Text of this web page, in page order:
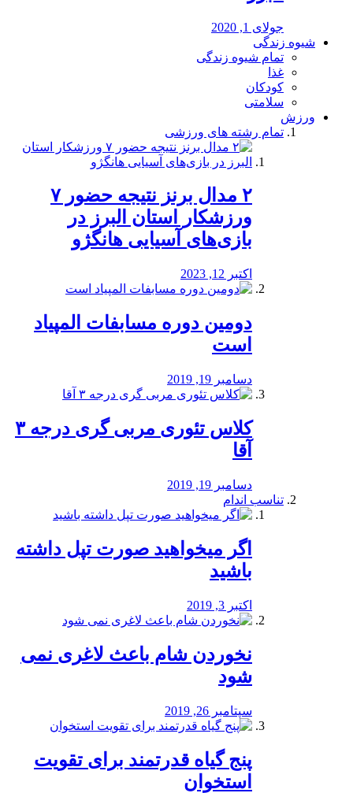
جولای 1, 2020
شیوه زندگی
تمام شیوه زندگی
غذا
کودکان
سلامتی
ورزش
تمام رشته های ورزشی
۲ مدال برنز نتیجه حضور ۷
ورزشکار استان البرز در
بازی‌های آسیایی هانگژو
اکتبر 12, 2023
دومین دوره مسابفات المپیاد
است
دسامبر 19, 2019
کلاس تئوری مربی گری درجه ۳
آقا
دسامبر 19, 2019
تناسب اندام
اگر میخواهید صورت تپل داشته
باشید
اکتبر 3, 2019
نخوردن شام باعث لاغری نمی
‌شود
سپتامبر 26, 2019
پنج گیاه قدرتمند برای تقویت
استخوان